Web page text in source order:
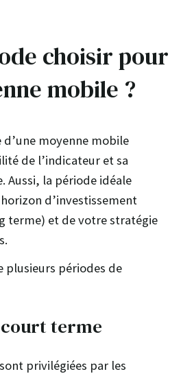
choisir pour
mobile ?
d’une moyenne mobile
de l’indicateur et sa
Aussi, la période idéale
d’investissement
terme) et de votre stratégie
plusieurs périodes de
court terme
privilégiées par les